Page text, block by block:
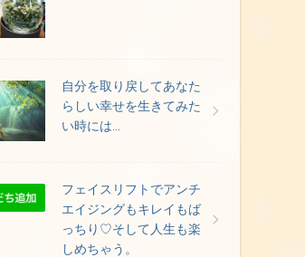
自分を取り戻してあなた
らしい幸せを生きてみた
い時には…
フェイスリフトでアンチ
エイジングもキレイもば
っちり♡そして人生も楽
しめちゃう。